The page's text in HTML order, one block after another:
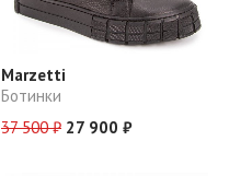
Marzetti
Ботинки
37 500 ₽ 27 900 ₽